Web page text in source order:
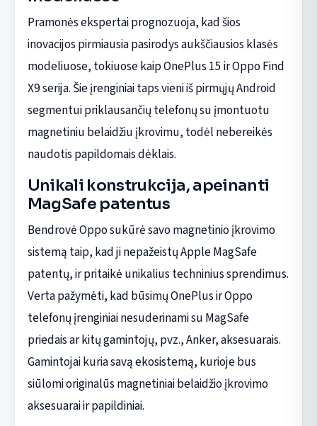
Pramonės ekspertai prognozuoja, kad šios
inovacijos pirmiausia pasirodys aukščiausios klasės
modeliuose, tokiuose kaip OnePlus 15 ir Oppo Find
X9 serija. Šie įrenginiai taps vieni iš pirmųjų Android
segmentui priklausančių telefonų su įmontuotu
magnetiniu belaidžiu įkrovimu, todėl nebereikės
naudotis papildomais dėklais.
Unikali konstrukcija, apeinanti
MagSafe patentus
Bendrovė Oppo sukūrė savo magnetinio įkrovimo
sistemą taip, kad ji nepažeistų Apple MagSafe
patentų, ir pritaikė unikalius techninius sprendimus.
Verta pažymėti, kad būsimų OnePlus ir Oppo
telefonų įrenginiai nesuderinami su MagSafe
priedais ar kitų gamintojų, pvz., Anker, aksesuarais.
Gamintojai kuria savą ekosistemą, kurioje bus
siūlomi originalūs magnetiniai belaidžio įkrovimo
aksesuarai ir papildiniai.